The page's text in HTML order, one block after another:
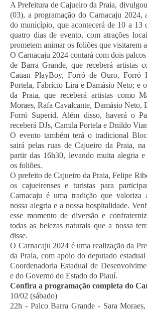
A Prefeitura de Cajueiro da Praia,
(03), a programação do Carnacaju 2024,
do município, que acontecerá de 10 a 13
quatro dias de evento, com atrações
prometem animar os foliões que visitarem
O Carnacaju 2024 contará com dois
de Barra Grande, que receberá artistas
Cauan PlayBoy, Forró de Ouro, Forró
Portela, Fabrício Lira e Damásio Neto; e
da Praia, que receberá artistas como
Moraes, Rafa Cavalcante, Damásio Neto,
Forró Superid. Além disso, haverá o
receberá DJs, Camila Portela e Dnildo
O evento também terá o tradicional
sairá pelas ruas de Cajueiro da Praia,
partir das 16h30, levando muita alegria e
os foliões.
O prefeito de Cajueiro da Praia, Felipe
os cajueirenses e turistas para
Carnacaju é uma tradição que valoriza
nossa alegria e a nossa hospitalidade.
esse momento de diversão e
todas as belezas naturais que a nossa
disse.
O Carnacaju 2024 é uma realização da
da Praia, com apoio do deputado
Coordenadoria Estadual de
e do Governo do Estado do Piauí.
Confira a programação completa do
10/02 (sábado)
22h - Palco Barra Grande - Sara